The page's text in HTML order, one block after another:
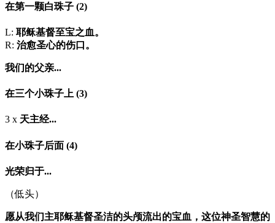
在第一颗白珠子 (2)
L: 耶稣基督至宝之血。
R: 治愈圣心的伤口。
我们的父亲...
在三个小珠子上 (3)
3 x 天主经...
在小珠子后面 (4)
光荣归于...
（低头）
愿从我们主耶稣基督圣洁的头颅流出的宝血，这位神圣智慧的